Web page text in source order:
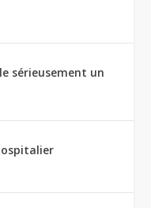
sérieusement un